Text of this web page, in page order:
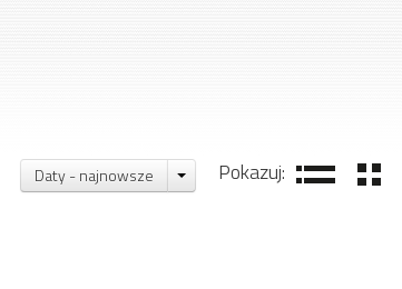
Pokazuj:
Daty - najnowsze